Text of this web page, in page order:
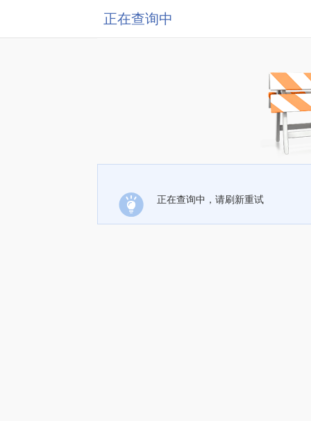
正在查询中
正在查询中，请刷新重试